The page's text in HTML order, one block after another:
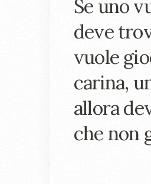
Se uno
deve
vuole
carina,
allora
che non